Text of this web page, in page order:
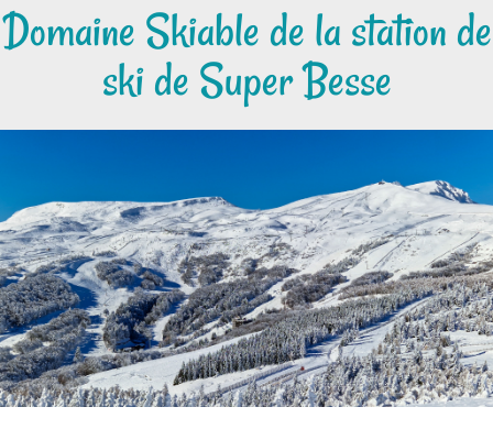
Domaine Skiable de la station de
ski de Super Besse